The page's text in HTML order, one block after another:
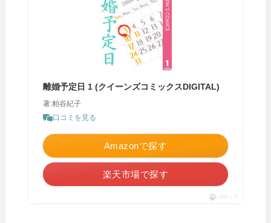
離婚予定日 1 (クイーンズコミックスDIGITAL)
著:粕谷紀子
口コミを見る
Amazonで探す
楽天市場で探す
ポチップ